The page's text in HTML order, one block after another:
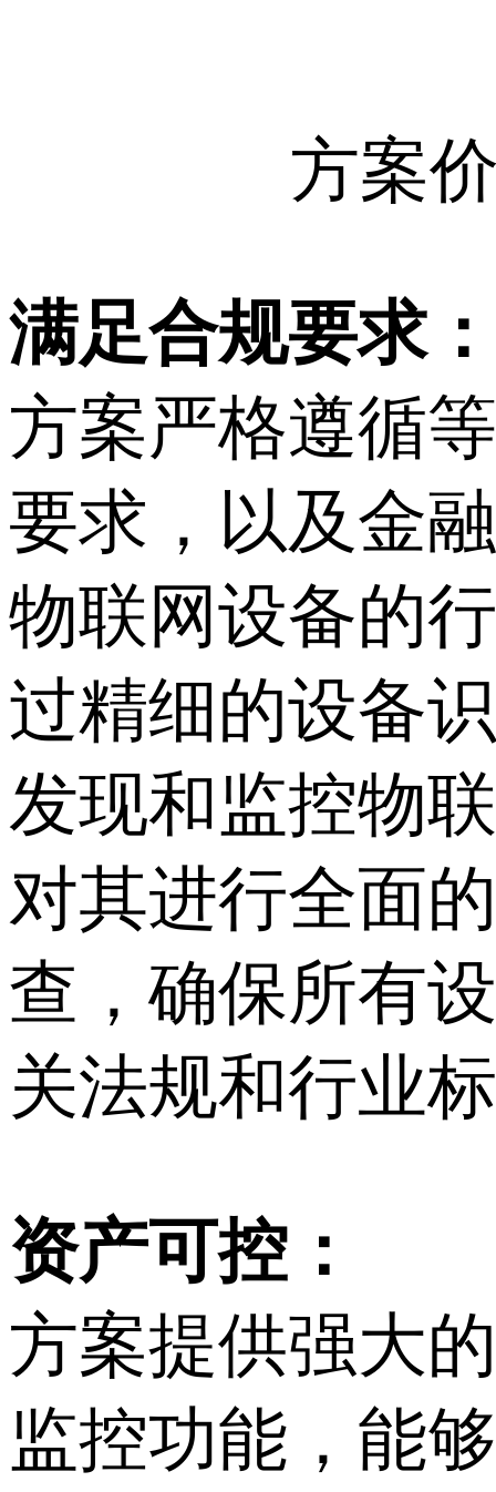
方案
满足合规要求：
方案严格遵循
要求，以及金
物联网设备的
过精细的设备
发现和监控物
对其进行全面
查，确保所有
关法规和行业
资产可控：
方案提供强大
监控功能，能